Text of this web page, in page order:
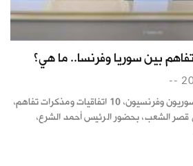
--
وقّع مسؤولون ورجال أعمال سوريون وفرنسيون، 10 اتفاقيات ومذكرات تفاهم،
الشعب، بحضور الرئيس أحمد الشرع،